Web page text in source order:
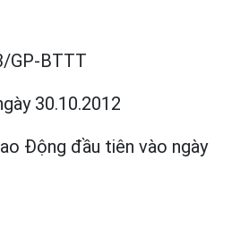
GP-BTTT
30.10.2012
Động đầu tiên vào ngày